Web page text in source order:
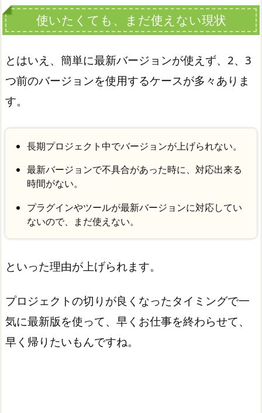
使いたくても、まだ使えない現状
とはいえ、簡単に最新バージョンが使えず、2、3
つ前のバージョンを使用するケースが多々ありま
す。
長期プロジェクト中でバージョンが上げられない。
最新バージョンで不具合があった時に、対応出来る
時間がない。
プラグインやツールが最新バージョンに対応してい
ないので、まだ使えない。
といった理由が上げられます。
プロジェクトの切りが良くなったタイミングで一
気に最新版を使って、早くお仕事を終わらせて、
早く帰りたいもんですね。